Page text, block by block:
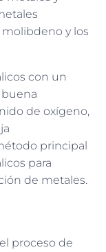
y los
con un
buena
de oxígeno,
principal
para
de metales.
proceso de